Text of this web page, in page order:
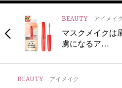
BEAUTY アイメイク
マスクメイクは
虜になるア…
BEAUTY アイメイク